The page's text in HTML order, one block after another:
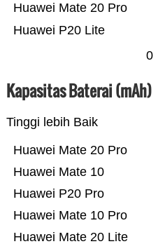
Huawei P20 Lite
Huawei Mate 20 Pro
0
Kapasitas Baterai (mAh)
Tinggi lebih Baik
Huawei Mate 20 Lite
Huawei Mate 10 Pro
Huawei P20 Pro
Huawei Mate 10
Huawei Mate 20 Pro